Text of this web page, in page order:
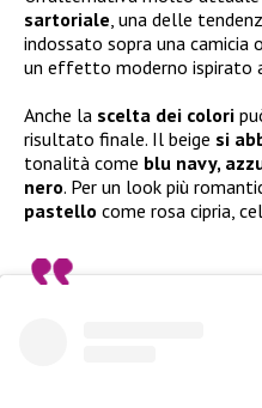
sartoriale , una delle
indossato sopra una
un effetto moderno ispirato
Anche la scelta dei colori
risultato finale. Il beige si
tonalità come blu navy,
nero. Per un look più
pastello come rosa cipria,